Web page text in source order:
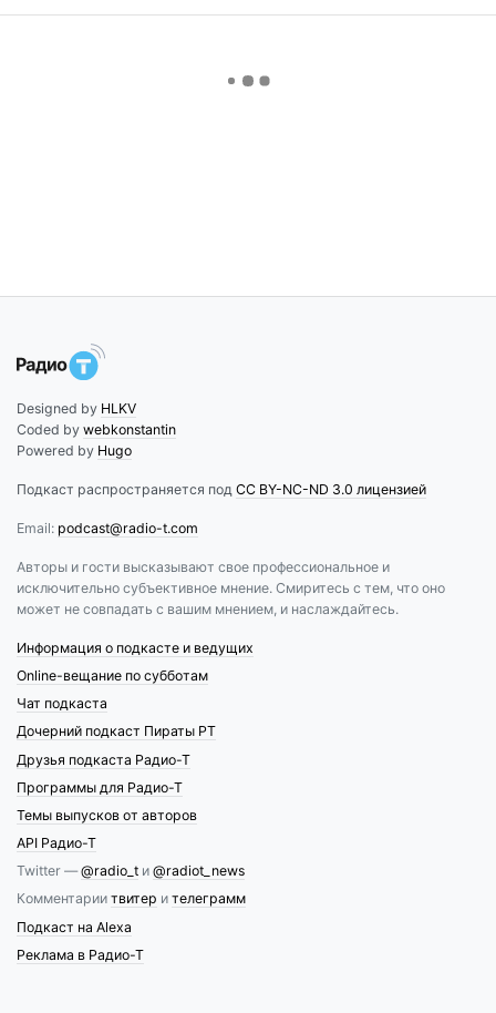
Designed by HLKV
Coded by webkonstantin
Powered by Hugo
Подкаст распространяется под CC BY-NC-ND 3.0 лицензией
Email: podcast@radio-t.com
Авторы и гости высказывают свое профессиональное и
исключительно субъективное мнение. Смиритесь с тем, что оно
может не совпадать с вашим мнением, и наслаждайтесь.
Информация о подкасте и ведущих
Online-вещание по субботам
Чат подкаста
Дочерний подкаст Пираты РТ
Друзья подкаста Радио-Т
Программы для Радио-Т
Темы выпусков от авторов
API Радио-Т
Twitter —@radio_t и @radiot_news
Комментарии твитер и телеграмм
Подкаст на Alexa
Реклама в Радио-Т